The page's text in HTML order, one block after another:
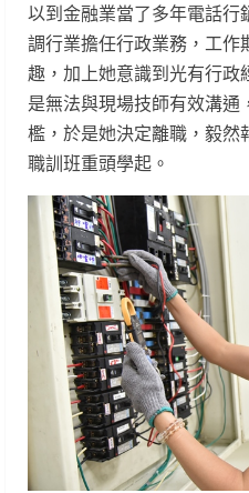
以到金融業當了多年電話行
調行業擔任行政業務，工作
趣，加上她意識到光有行政
是無法與現場技師有效溝通
檻，於是她決定離職，毅然
職訓班重頭學起。